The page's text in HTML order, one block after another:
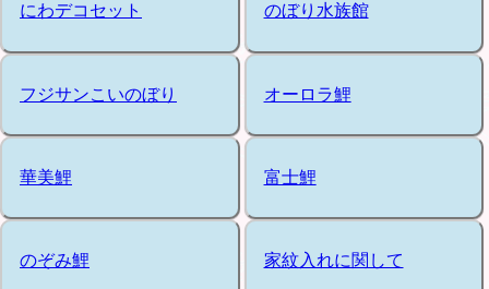
にわデコセット のぼり水族館
フジサンこいのぼり オーロラ鯉
華美鯉 富士鯉
のぞみ鯉 家紋入れに関して